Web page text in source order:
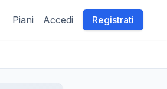
Piani Accedi Registrati